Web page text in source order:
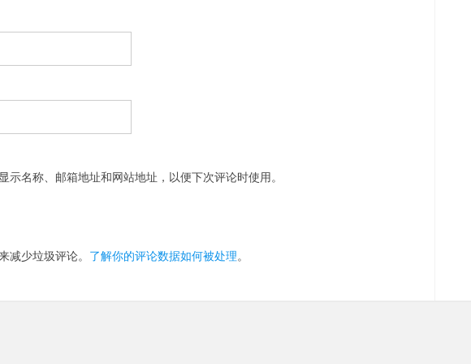
示名称、邮箱地址和网站地址，以便下次评论时使用。
减少垃圾评论。 了解你的评论数据如何被处理。